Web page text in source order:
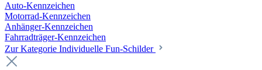
Auto-Kennzeichen
Motorrad-Kennzeichen
Anhänger-Kennzeichen
Fahrradträger-Kennzeichen
Zur Kategorie Individuelle Fun-Schilder